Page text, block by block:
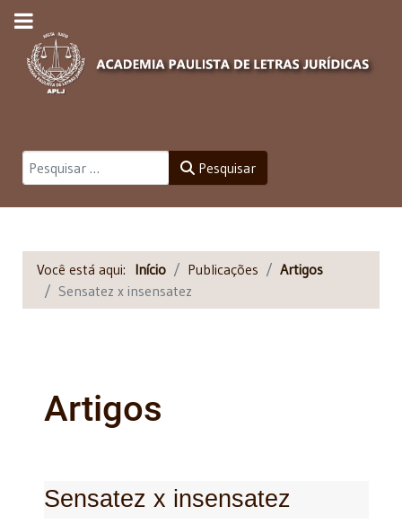
Pesquisar Pesquisar
Você está aqui: Início Publicações
Artigos
Sensatez x insensatez
Artigos
Sensatez x insensatez